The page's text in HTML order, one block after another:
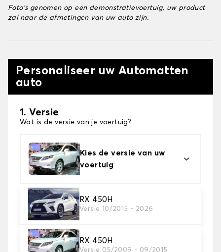
Foto's genomen op een demonstratievoertuig, uw product
zal naar de afmetingen van uw auto zijn.
Personaliseer uw Automatten
auto
1. Versie
Wat is de versie van je voertuig?
Kies de versie van uw
voertuig
RX 450H
Versie 10/2015 - 2026
RX 450H
Versie 05/2009 - 09/2015
2. Materiaal
Kies het materiaal van uw automatten
3. Aantal matten